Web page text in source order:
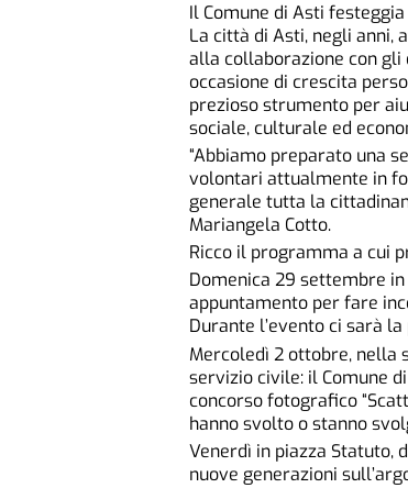
Il Comune di Asti
La città di Asti, negli anni,
alla collaborazione con gli
occasione di crescita
prezioso strumento per
sociale, culturale ed
“Abbiamo preparato una
volontari attualmente in
generale tutta la
Mariangela Cotto.
Ricco il programma a cui
Domenica 29 settembre
appuntamento per fare
Durante l’evento ci sarà
Mercoledì 2 ottobre, nella
servizio civile: il Comune
concorso fotografico
hanno svolto o stanno
Venerdì in piazza Statuto,
nuove generazioni